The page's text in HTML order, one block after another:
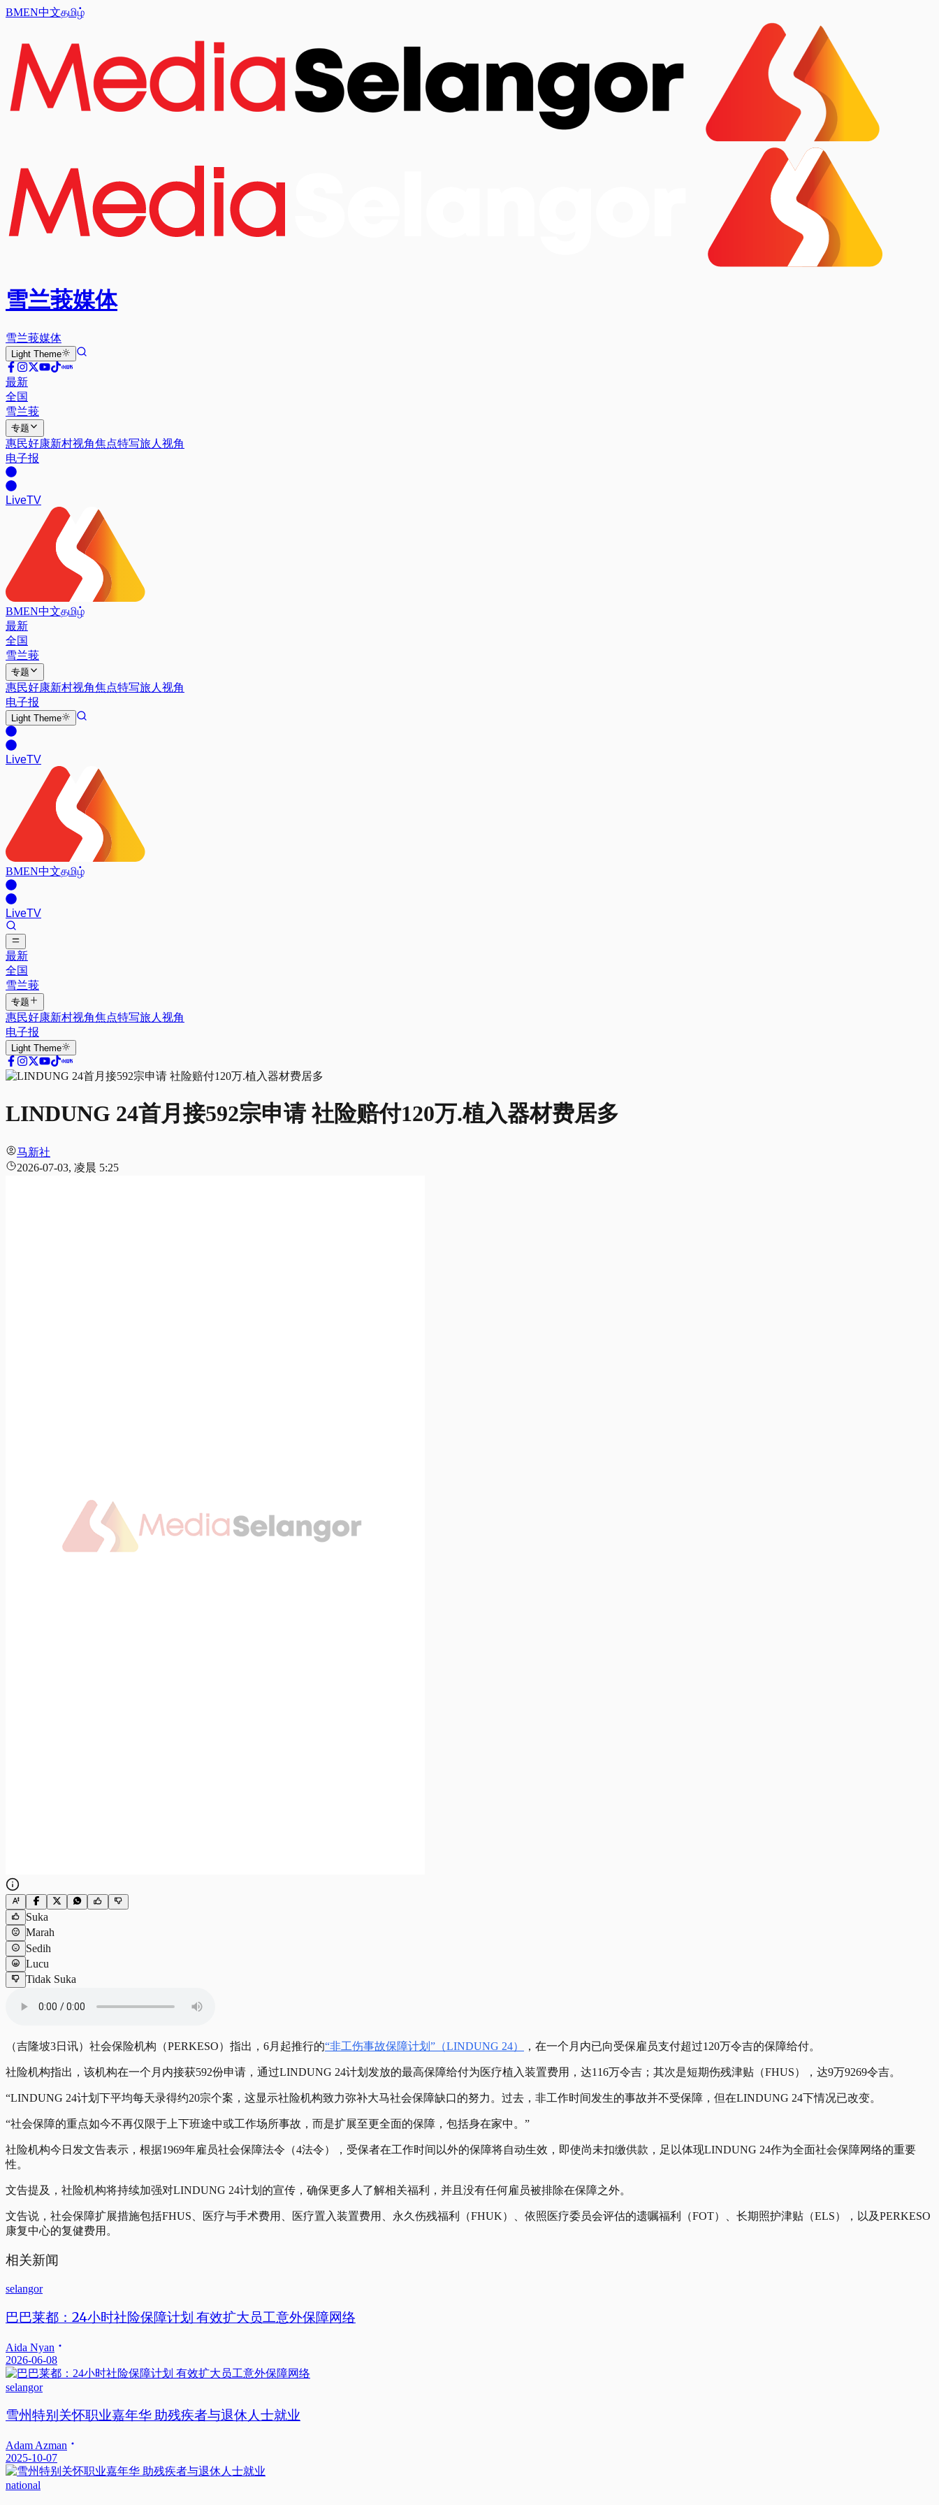
BMEN中文தமிழ்
雪兰莪媒体
雪兰莪媒体
Light Theme
最新
全国
雪兰莪
专题
惠民好康新村视角焦点特写旅人视角
电子报
LiveTV
BMEN中文தமிழ்
最新
全国
雪兰莪
专题
惠民好康新村视角焦点特写旅人视角
电子报
Light Theme
LiveTV
BMEN中文தமிழ்
LiveTV
最新
全国
雪兰莪
专题
惠民好康新村视角焦点特写旅人视角
电子报
Light Theme
LINDUNG 24首月接592宗申请 社险赔付120万.植入器材费居多
马新社
2026-07-03, 凌晨 5:25
Suka
Marah
Sedih
Lucu
Tidak Suka
（吉隆坡3日讯）社会保险机构（PERKESO）指出，6月起推行的“非工伤事故保障计划”（LINDUNG 24） ，在一个月内已向受保雇员支付超过120万令吉的保障给付。
社险机构指出，该机构在一个月内接获592份申请，通过LINDUNG 24计划发放的最高保障给付为医疗植入装置费用，达116万令吉；其次是短期伤残津贴（FHUS），达9万9269令吉。
“LINDUNG 24计划下平均每天录得约20宗个案，这显示社险机构致力弥补大马社会保障缺口的努力。过去，非工作时间发生的事故并不受保障，但在LINDUNG 24下情况已改变。
“社会保障的重点如今不再仅限于上下班途中或工作场所事故，而是扩展至更全面的保障，包括身在家中。”
社险机构今日发文告表示，根据1969年雇员社会保障法令（4法令），受保者在工作时间以外的保障将自动生效，即使尚未扣缴供款，足以体现LINDUNG 24作为全面社会保障网络的重要
性。
文告提及，社险机构将持续加强对LINDUNG 24计划的宣传，确保更多人了解相关福利，并且没有任何雇员被排除在保障之外。
文告说，社会保障扩展措施包括FHUS、医疗与手术费用、医疗置入装置费用、永久伤残福利（FHUK）、依照医疗委员会评估的遗嘱福利（FOT）、长期照护津贴（ELS），以及PERKESO
康复中心的复健费用。
相关新闻
selangor
巴巴莱都：24小时社险保障计划 有效扩大员工意外保障网络
Aida Nyan
2026-06-08
selangor
雪州特别关怀职业嘉年华 助残疾者与退休人士就业
Adam Azman
2025-10-07
national